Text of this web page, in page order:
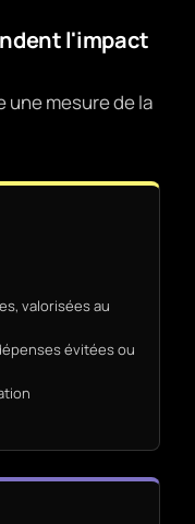
l'impact
une mesure de la
valorisées au
évitées ou